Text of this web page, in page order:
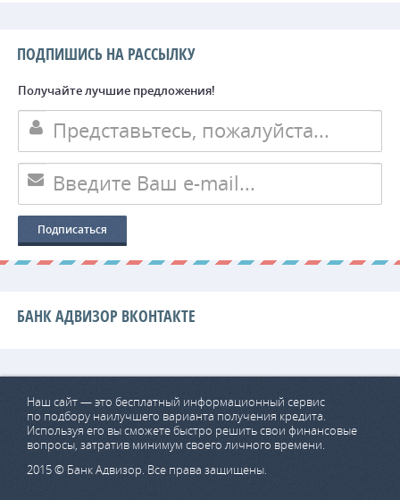
ПОДПИШИСЬ НА РАССЫЛКУ
Получайте лучшие предложения!
БАНК АДВИЗОР ВКОНТАКТЕ
Наш сайт — это бесплатный информационный сервис
по подбору наилучшего варианта получения кредита.
Используя его вы сможете быстро решить свои финансовые
вопросы, затратив минимум своего личного времени.
2015 © Банк Адвизор. Все права защищены.